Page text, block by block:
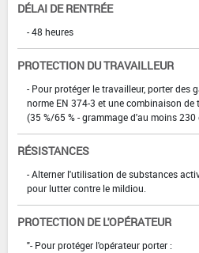
DÉLAI DE RENTRÉE
- 48 heures
PROTECTION DU TRAVAILLEUR
- Pour protéger le travailleur, porter des
norme EN 374-3 et une combinaison
(35 %/65 % - grammage d'au moins
RÉSISTANCES
- Alterner l'utilisation de substances
pour lutter contre le mildiou.
PROTECTION DE L'OPÉRATEUR
"- Pour protéger l'opérateur porter :